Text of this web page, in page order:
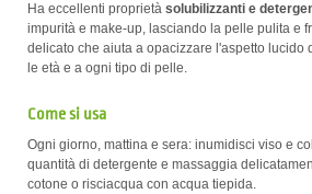
Ha eccellenti proprietà solubilizzanti e
impurità e make-up, lasciando la pelle pulita e
delicato che aiuta a opacizzare l'aspetto lucido
le età e a ogni tipo di pelle.
Come si usa
Ogni giorno, mattina e sera: inumidisci viso e
quantità di detergente e massaggia
cotone o risciacqua con acqua tiepida.